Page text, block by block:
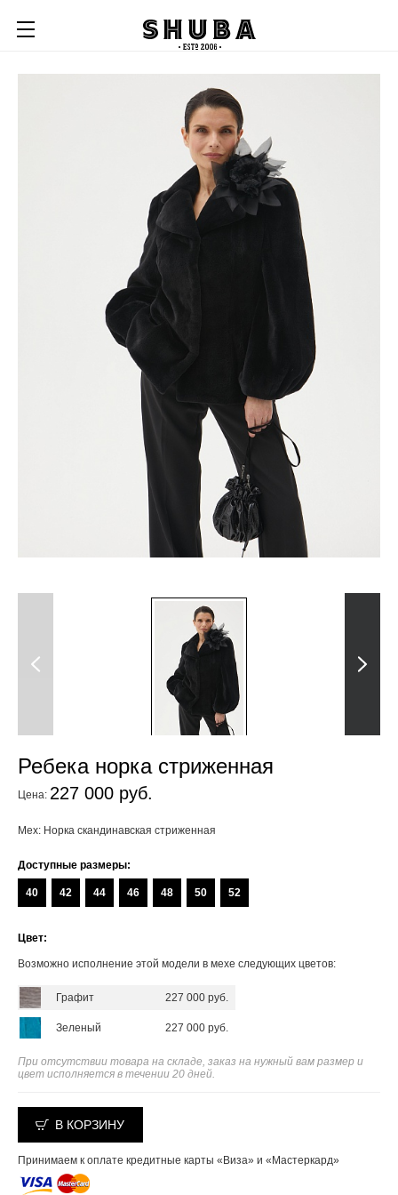
Previous Next
Ребека норка стриженная
Цена: 227 000 руб.
Мех: Норка скандинавская стриженная
Доступные размеры:
40 42 44 46 48 50 52
Цвет:
Возможно исполнение этой модели в мехе следующих цветов:
Графит 227 000 руб.
Зеленый 227 000 руб.
При отсутствии товара на складе, заказ на нужный вам размер и
цвет исполняется в течении 20 дней.
В КОРЗИНУ
Принимаем к оплате кредитные карты «Виза» и «Мастеркард»